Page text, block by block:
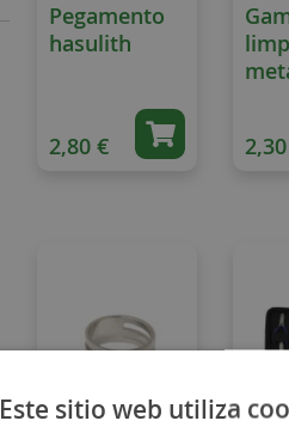
Pegamento
hasulith
2,80 €
Este sitio web utiliza